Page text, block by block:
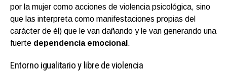
por la mujer como acciones de violencia psicológica, sino
que las interpreta como manifestaciones propias del
carácter de él) que le van dañando y le van generando una
fuerte dependencia emocional .
Entorno igualitario y libre de violencia